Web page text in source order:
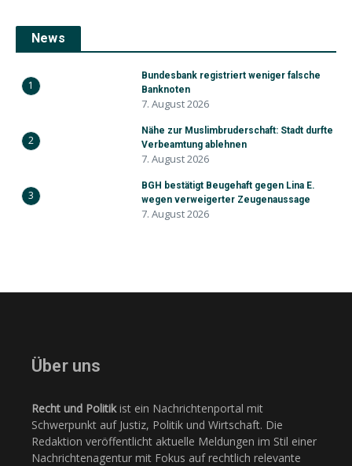
News
1
Bundesbank registriert weniger falsche
Banknoten
7. August 2026
2
Nähe zur Muslimbruderschaft: Stadt durfte
Verbeamtung ablehnen
7. August 2026
3
BGH bestätigt Beugehaft gegen Lina E.
wegen verweigerter Zeugenaussage
7. August 2026
Über uns
Recht und Politikist ein Nachrichtenportal mit
Schwerpunkt auf Justiz, Politik und Wirtschaft. Die
Redaktion veröffentlicht aktuelle Meldungen im Stil einer
Nachrichtenagentur mit Fokus auf rechtlich relevante